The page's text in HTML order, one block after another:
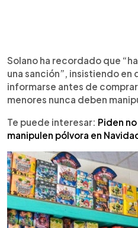
Solano ha recordado que
una sanción”, insistiendo en
informarse antes de
menores nunca deben
Te puede interesar: Piden
manipulen pólvora en